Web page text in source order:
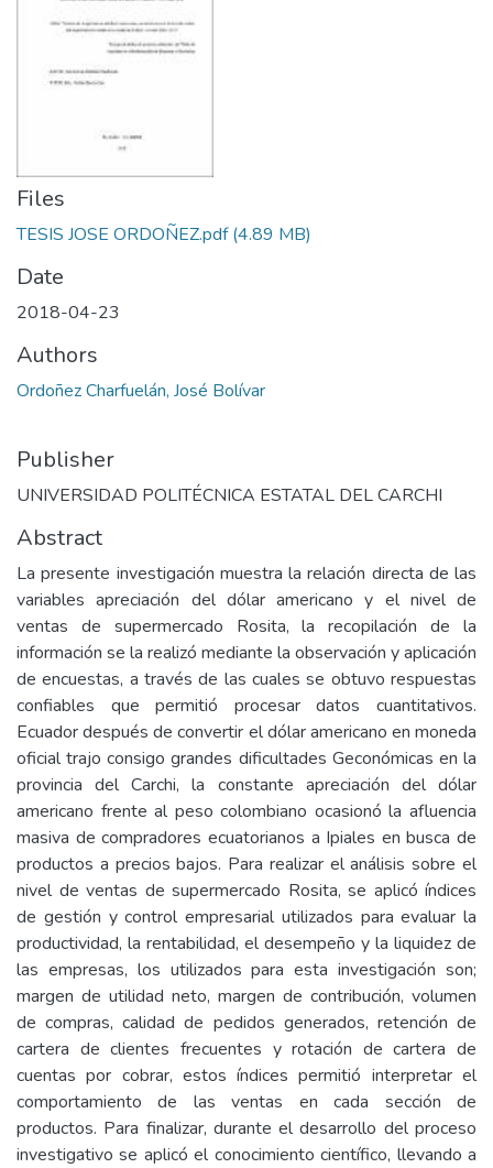
Files
TESIS JOSE ORDOÑEZ.pdf(4.89 MB)
Date
2018-04-23
Authors
Ordoñez Charfuelán, José Bolívar
Publisher
UNIVERSIDAD POLITÉCNICA ESTATAL DEL CARCHI
Abstract
La presente investigación muestra la relación directa de las
variables apreciación del dólar americano y el nivel de
ventas de supermercado Rosita, la recopilación de la
información se la realizó mediante la observación y aplicación
de encuestas, a través de las cuales se obtuvo respuestas
confiables que permitió procesar datos cuantitativos.
Ecuador después de convertir el dólar americano en moneda
oficial trajo consigo grandes dificultades Geconómicas en la
provincia del Carchi, la constante apreciación del dólar
americano frente al peso colombiano ocasionó la afluencia
masiva de compradores ecuatorianos a Ipiales en busca de
productos a precios bajos. Para realizar el análisis sobre el
nivel de ventas de supermercado Rosita, se aplicó índices
de gestión y control empresarial utilizados para evaluar la
productividad, la rentabilidad, el desempeño y la liquidez de
las empresas, los utilizados para esta investigación son;
margen de utilidad neto, margen de contribución, volumen
de compras, calidad de pedidos generados, retención de
cartera de clientes frecuentes y rotación de cartera de
cuentas por cobrar, estos índices permitió interpretar el
comportamiento de las ventas en cada sección de
productos. Para finalizar, durante el desarrollo del proceso
investigativo se aplicó el conocimiento científico, llevando a